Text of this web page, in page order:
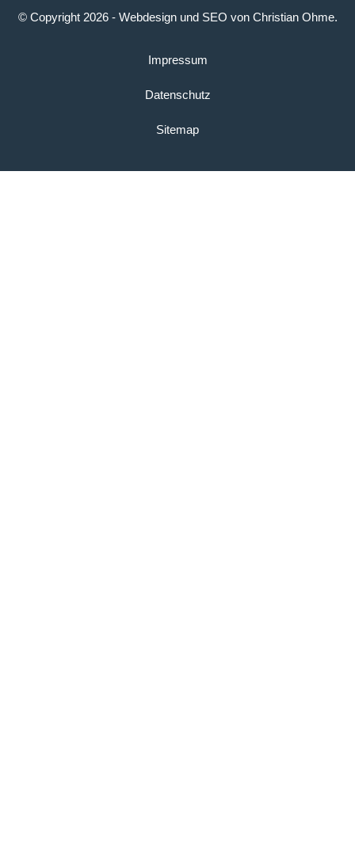
© Copyright 2026 - Webdesignund SEO von Christian Ohme.
Impressum
Datenschutz
Sitemap